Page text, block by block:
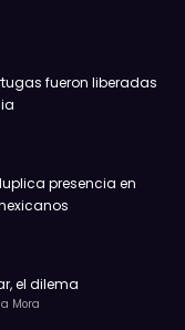
fueron liberadas
presencia en
el dilema
Mora